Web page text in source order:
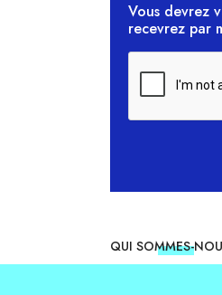
Vous devrez
recevrez par
QUI SOMMES-